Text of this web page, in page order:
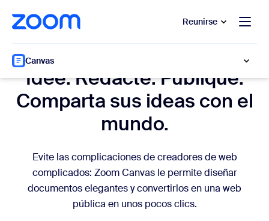
contenido principal
al chat de ayuda Reunirse
Canvas
Idee. Redacte. Publique.
Comparta sus ideas con el
mundo.
Evite las complicaciones de creadores de web
complicados: Zoom Canvas le permite diseñar
documentos elegantes y convertirlos en una web
pública en unos pocos clics.